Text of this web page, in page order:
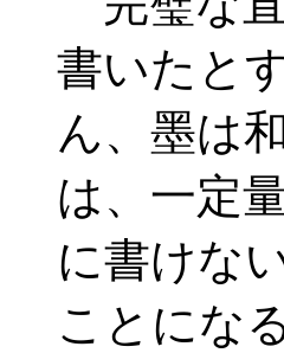
書いたと
ん、墨は
は、一定
に書けな
ことにな